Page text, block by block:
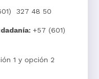
327 48 50
+57 (601)
1 y opción 2